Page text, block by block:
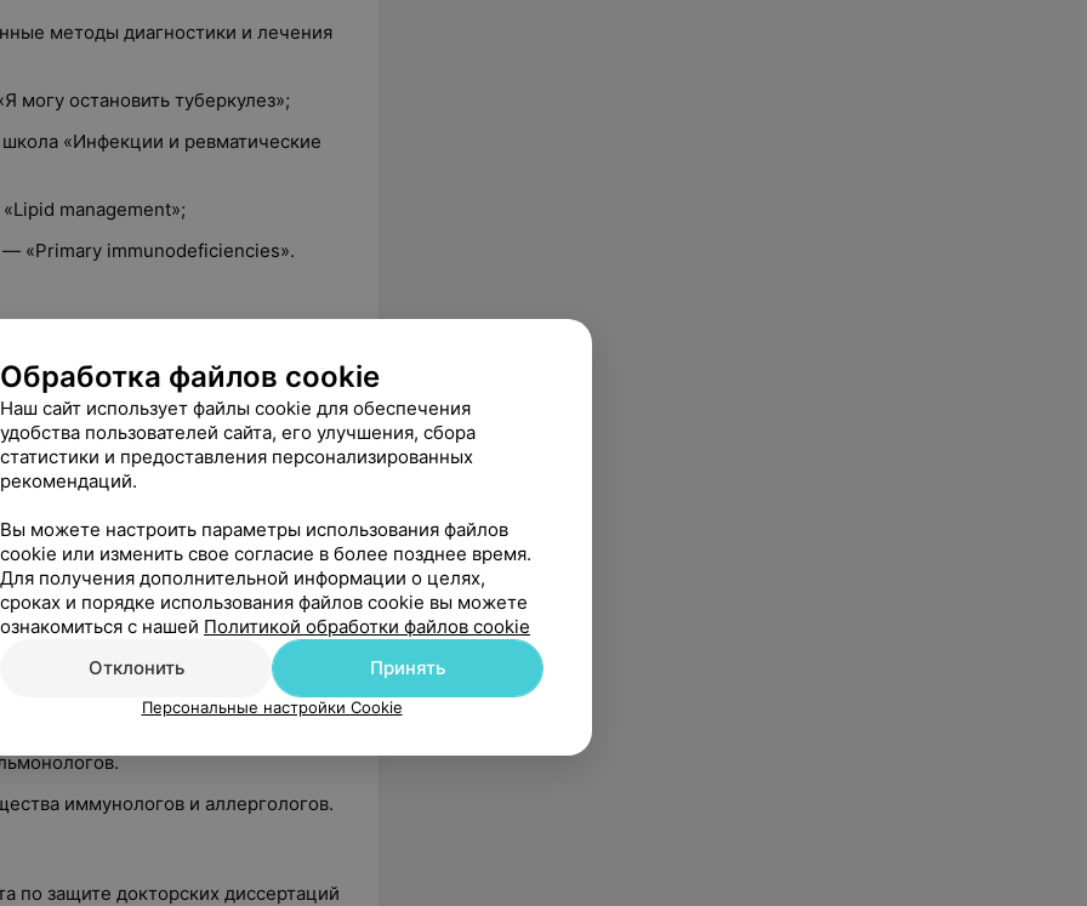
методы диагностики и лечения
могу остановить туберкулез»;
«Инфекции и ревматические
management»;
«Primary immunodeficiencies».
работ, 7 монографий.
экологических факторов на
астмы», 1996 г.
журналов «Аллергология,
диагностика. Восточная
оксигенации у больных
обзор 2011 года
собой международные
сообщества.
иммунологов и аллергологов.
по защите докторских диссертаций
Обработка файлов cookie
Наш сайт использует файлы cookie для обеспечения
удобства пользователей сайта, его улучшения, сбора
статистики и предоставления персонализированных
рекомендаций.
Вы можете настроить параметры использования файлов
cookie или изменить свое согласие в более позднее время.
Для получения дополнительной информации о целях,
сроках и порядке использования файлов cookie вы можете
ознакомиться с нашей Политикой обработки файлов cookie
Отклонить
Принять
Персональные настройки Cookie